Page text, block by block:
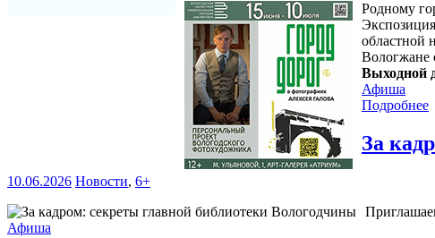
Родному
областной
Вологжане
Выходной
Афиша
Подробнее
За
10.06.2026 Новости, 6+
Афиша